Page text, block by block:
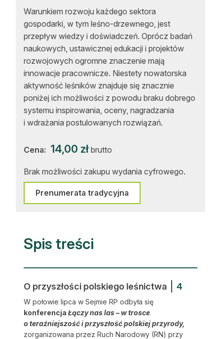
Archiwum
Kontakt
Warunkiem rozwoju każdego sektora
gospodarki, w tym leśno-drzewnego, jest
przepływ wiedzy i doświadczeń. Oprócz badań
naukowych, ustawicznej edukacji i projektów
rozwojowych ogromne znaczenie mają
innowacje pracownicze. Niestety nowatorska
aktywność leśników znajduje się znacznie
poniżej ich możliwości z powodu braku dobrego
systemu inspirowania, oceny, nagradzania
i wdrażania postulowanych rozwiązań.
Cena: 14,00 zł brutto
Brak możliwości zakupu wydania cyfrowego.
Prenumerata tradycyjna
Spis treści
O przyszłości polskiego leśnictwa 4
W połowie lipca w Sejmie RP odbyła się
konferencja Łączy nas las – w trosce
o teraźniejszość i przyszłość polskiej przyrody,
zorganizowana przez Ruch Narodowy (RN) przy